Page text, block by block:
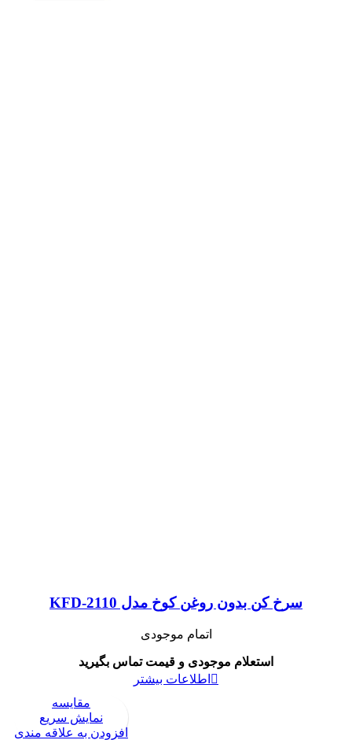
سرخ کن بدون روغن کوخ مدل KFD-2110
اتمام موجودی
استعلام موجودی و قیمت تماس بگیرید
اطلاعات بیشتر
مقايسه
نمایش سریع
افزودن به علاقه مندی